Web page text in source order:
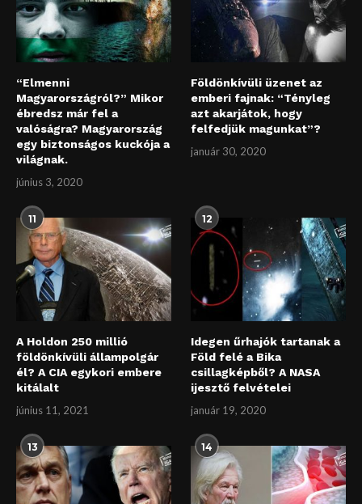
“Elmenni
Magyarországról?” Mikor
ébredsz már fel a
valóságra? Magyarország
egy biztonságos kuckója a
világnak.
június 3, 2020
Földönkívüli üzenet az
emberi fajnak: “Tényleg
azt akarjátok, hogy
felfedjük magunkat”?
január 30, 2020
11
A Holdon 250 millió
földönkívüli állampolgár
él? A CIA egykori embere
kitálalt
június 11, 2021
12
Idegen űrhajók tartanak a
Föld felé a Bika
csillagképből? A NASA
ijesztő felvételei
január 19, 2020
13 14